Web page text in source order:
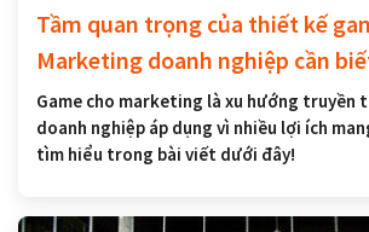
Tầm quan trọng của thiết kế
Marketing doanh nghiệp cần
Game cho marketing là xu hướng truyền
doanh nghiệp áp dụng vì nhiều lợi ích
tìm hiểu trong bài viết dưới đây!